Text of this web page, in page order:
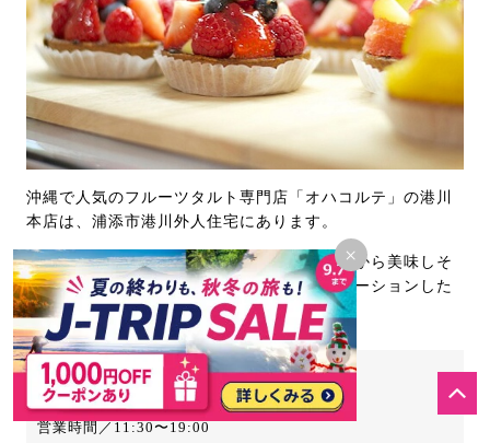
×
沖縄で人気のフルーツタルト専門店「オハコルテ」の港川
本店は、浦添市港川外人住宅にあります。
イートインスペースがあるのでショーケースから美味しそ
うなタルトを選んで注文。外人住宅をリノベーションした
店内はおしゃれでくつろげます♪
住所／沖縄県浦添市港川2丁目17-1 #18
マップコード／33 341 001*44
営業時間／11:30〜19:00